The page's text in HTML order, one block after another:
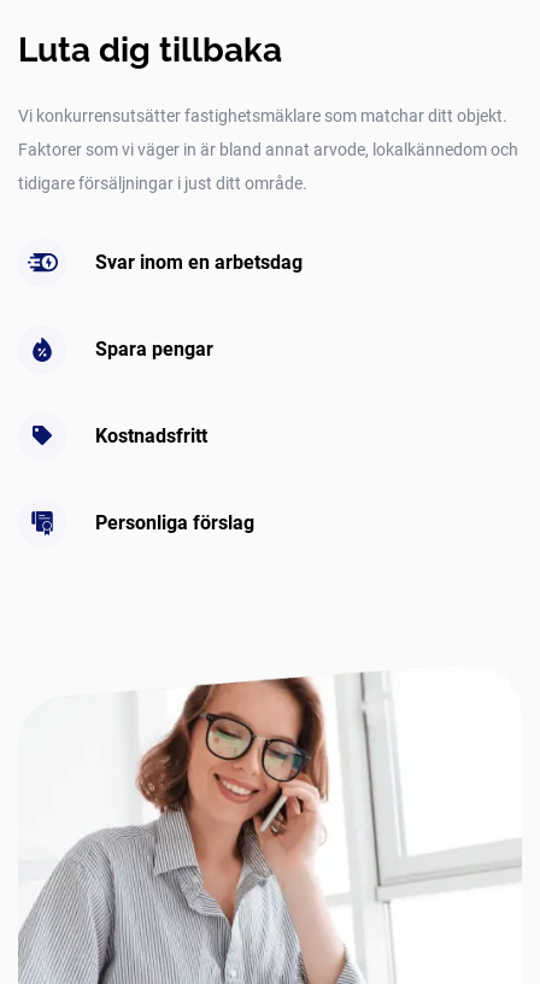
Luta dig tillbaka
Vi konkurrensutsätter fastighetsmäklare som matchar ditt objekt.
Faktorer som vi väger in är bland annat arvode, lokalkännedom och
tidigare försäljningar i just ditt område.
Svar inom en arbetsdag
Spara pengar
Kostnadsfritt
Personliga förslag